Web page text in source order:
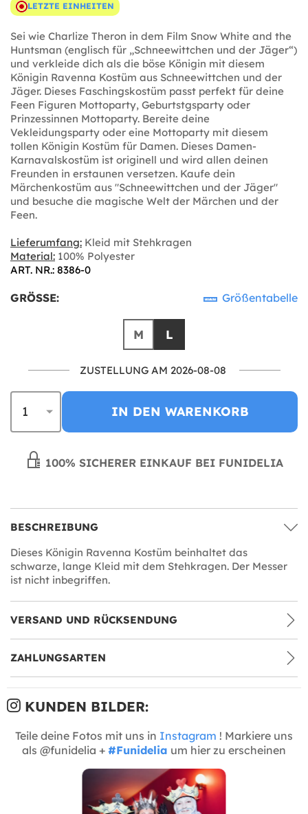
LETZTE EINHEITEN
Sei wie Charlize Theron in dem Film Snow White and the
Huntsman (englisch für „Schneewittchen und der Jäger“)
und verkleide dich als die böse Königin mit diesem
Königin Ravenna Kostüm aus Schneewittchen und der
Jäger. Dieses Faschingskostüm passt perfekt für deine
Feen Figuren Mottoparty, Geburtstgsparty oder
Prinzessinnen Mottoparty. Bereite deine
Vekleidungsparty oder eine Mottoparty mit diesem
tollen Königin Kostüm für Damen. Dieses Damen-
Karnavalskostüm ist originell und wird allen deinen
Freunden in erstaunen versetzen. Kaufe dein
Märchenkostüm aus "Schneewittchen und der Jäger"
und besuche die magische Welt der Märchen und der
Feen.
Lieferumfang: Kleid mit Stehkragen
Material: 100% Polyester
ART. NR.: 8386-0
GRÖSSE: Größentabelle
M L
ZUSTELLUNG AM 2026-08-08
IN DEN WARENKORB
100% SICHERER EINKAUF BEI FUNIDELIA
BESCHREIBUNG
Dieses Königin Ravenna Kostüm beinhaltet das
schwarze, lange Kleid mit dem Stehkragen. Der Messer
ist nicht inbegriffen.
VERSAND UND RÜCKSENDUNG
ZAHLUNGSARTEN
KUNDEN BILDER:
Teile deine Fotos mit uns in Instagram ! Markiere uns
als @funidelia + #Funidelia um hier zu erscheinen